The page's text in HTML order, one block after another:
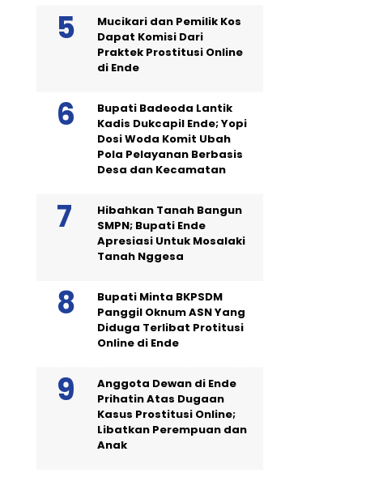
Mucikari dan Pemilik Kos
Dapat Komisi Dari
Praktek Prostitusi Online
di Ende
Bupati Badeoda Lantik
Kadis Dukcapil Ende; Yopi
Dosi Woda Komit Ubah
Pola Pelayanan Berbasis
Desa dan Kecamatan
Hibahkan Tanah Bangun
SMPN; Bupati Ende
Apresiasi Untuk Mosalaki
Tanah Nggesa
Bupati Minta BKPSDM
Panggil Oknum ASN Yang
Diduga Terlibat Protitusi
Online di Ende
Anggota Dewan di Ende
Prihatin Atas Dugaan
Kasus Prostitusi Online;
Libatkan Perempuan dan
Anak